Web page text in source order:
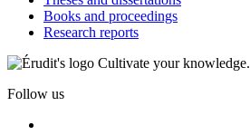
Books and proceedings
Research reports
Cultivate your knowledge.
Follow us